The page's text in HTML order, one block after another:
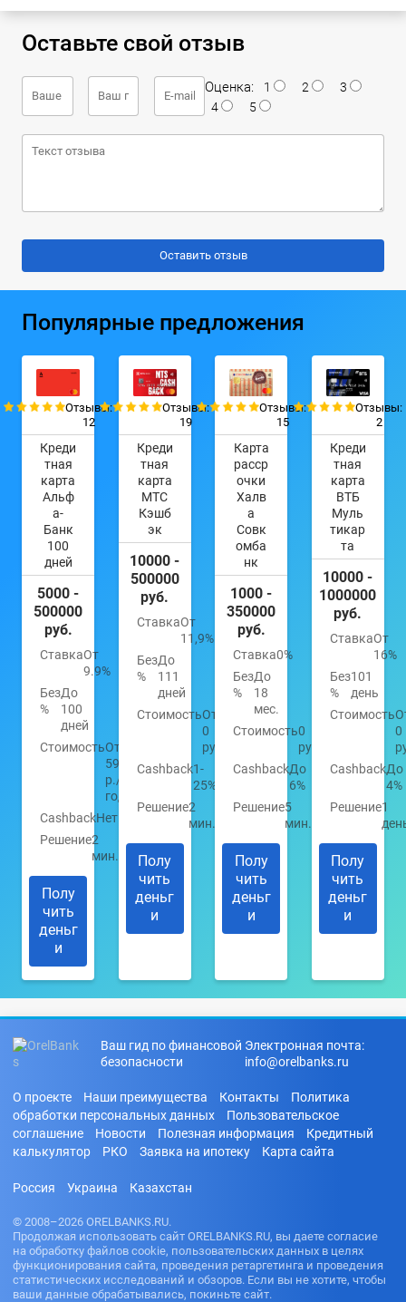
Оставьте свой отзыв
Оценка: 1 2
3
4
5
Популярные предложения
Отзывы:
12
Креди
тная
карта
Альф
а-
Банк
100
дней
5000 -
500000
руб.
СтавкаОт
9.9%
Без
%
До
100
дней
СтоимостьОт
590
р./
год
CashbackНет
Решение2
мин.
Полу
чить
деньг
и
Отзывы:
19
Креди
тная
карта
МТС
Кэшб
эк
10000 -
500000
руб.
СтавкаОт
11,9%
Без
%
До
111
дней
СтоимостьОт
0
руб.
Cashback1-
25%
Решение2
мин.
Полу
чить
деньг
и
Отзывы:
15
Карта
расср
очки
Халв
а
Совк
омба
нк
1000 -
350000
руб.
Ставка0%
Без
%
До
18
мес.
Стоимость0
руб.
CashbackДо
6%
Решение5
мин.
Полу
чить
деньг
и
Отзывы:
2
Креди
тная
карта
ВТБ
Муль
тикар
та
10000 -
1000000
руб.
СтавкаОт
16%
Без
%
101
день
Стоимость
0
CashbackДо
4%
Решение1
Полу
чить
деньг
и
Ваш гид по финансовой
безопасности
Электронная почта:
info@orelbanks.ru
О проекте Наши преимущества Контакты
Политика
обработки персональных данных
Пользовательское
соглашение
Новости Полезная информация
Кредитный
калькулятор
РКО Заявка на ипотеку Карта сайта
Россия Украина Казахстан
© 2008–2026 ORELBANKS.RU.
Продолжая использовать сайт ORELBANKS.RU, вы даете согласие
на обработку файлов cookie, пользовательских данных в целях
функционирования сайта, проведения ретаргетинга и проведения
статистических исследований и обзоров. Если вы не хотите, чтобы
ваши данные обрабатывались, покиньте сайт.